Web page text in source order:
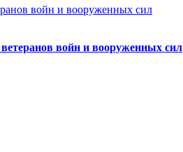
войн и вооруженных сил